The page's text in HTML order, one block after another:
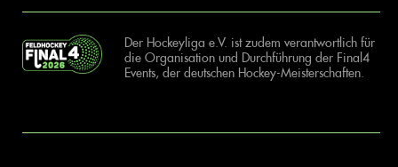
Der Hockeyliga e.V. ist zudem verantwortlich für
die Organisation und Durchführung der Final4
Events, der deutschen Hockey-Meisterschaften.